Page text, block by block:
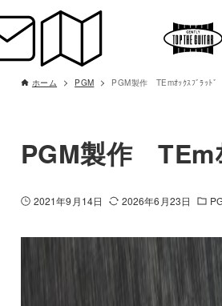
ホーム PGM PGM製作 TEmｵｯｸｽﾌﾞﾗｯﾄﾞ
PGM製作 TEmｵ
2021年9月14日 2026年6月23日